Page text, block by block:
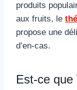
produits
aux fruits, le
propose une
d’en-cas.
Est-ce que